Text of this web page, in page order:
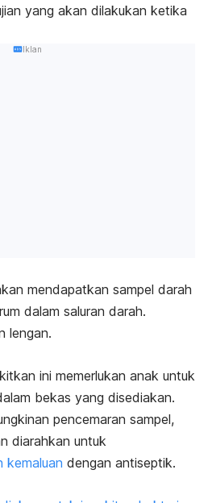
yang akan dilakukan ketika
Iklan
mendapatkan sampel darah
dalam saluran darah.
lengan.
ini memerlukan anak untuk
bekas yang disediakan.
pencemaran sampel,
diarahkan untuk
kemaluan dengan antiseptik.